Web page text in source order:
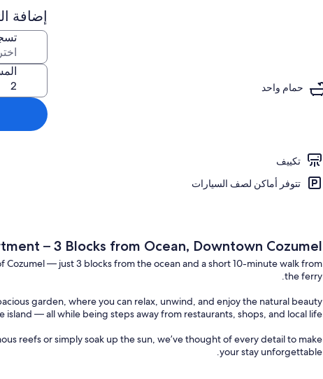
شرفة/رواق
حمام واحد
تكييف
تتوفر أماكن لصف السيارات
إضافة
– 3 Blocks from Ocean, Downtown Cozumel
— just 3 blocks from the ocean and a short 10-minute walk from
the ferry.
garden, where you can relax, unwind, and enjoy the natural beauty
island — all while being steps away from restaurants, shops, and local life.
reefs or simply soak up the sun, we’ve thought of every detail to make
your stay unforgettable.